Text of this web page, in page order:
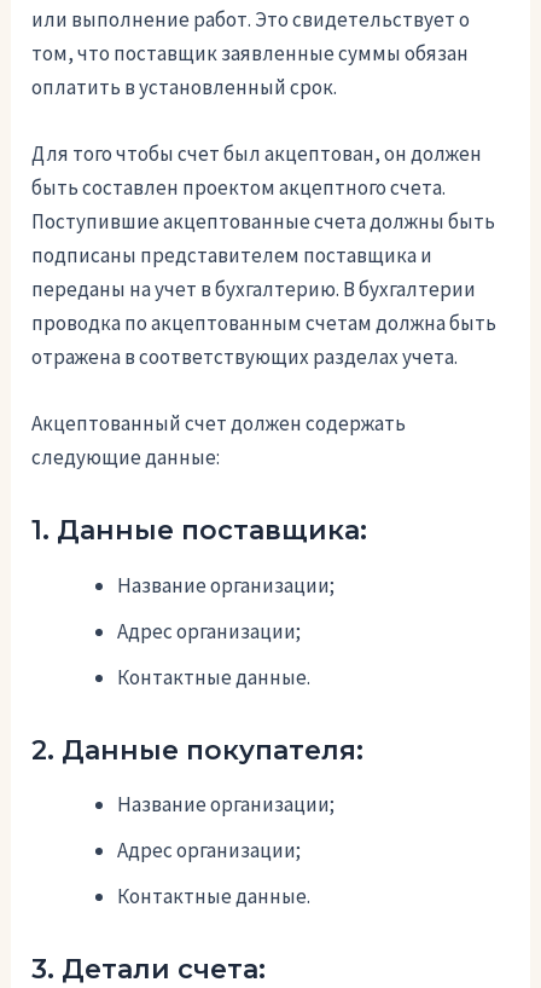
или выполнение работ. Это свидетельствует о
том, что поставщик заявленные суммы обязан
оплатить в установленный срок.
Для того чтобы счет был акцептован, он должен
быть составлен проектом акцептного счета.
Поступившие акцептованные счета должны быть
подписаны представителем поставщика и
переданы на учет в бухгалтерию. В бухгалтерии
проводка по акцептованным счетам должна быть
отражена в соответствующих разделах учета.
Акцептованный счет должен содержать
следующие данные:
1. Данные поставщика:
Название организации;
Адрес организации;
Контактные данные.
2. Данные покупателя:
Название организации;
Адрес организации;
Контактные данные.
3. Детали счета: